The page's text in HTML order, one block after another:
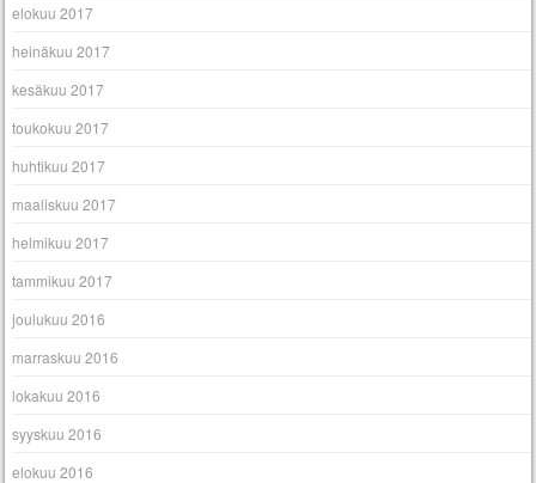
elokuu 2017
heinäkuu 2017
kesäkuu 2017
toukokuu 2017
huhtikuu 2017
maaliskuu 2017
helmikuu 2017
tammikuu 2017
joulukuu 2016
marraskuu 2016
lokakuu 2016
syyskuu 2016
elokuu 2016